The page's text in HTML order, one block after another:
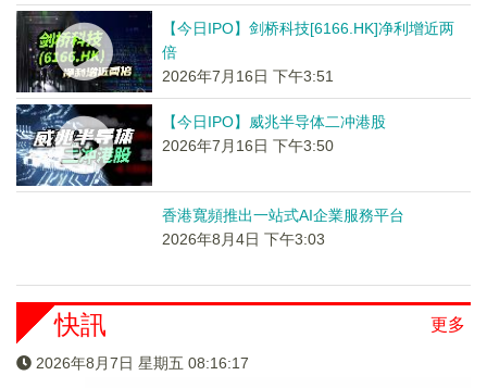
【今日IPO】剑桥科技[6166.HK]净利增近两
倍
2026年7月16日 下午3:51
【今日IPO】威兆半导体二冲港股
2026年7月16日 下午3:50
香港寬頻推出一站式AI企業服務平台
2026年8月4日 下午3:03
更多
快訊
2026年8月7日 星期五 08:16:18